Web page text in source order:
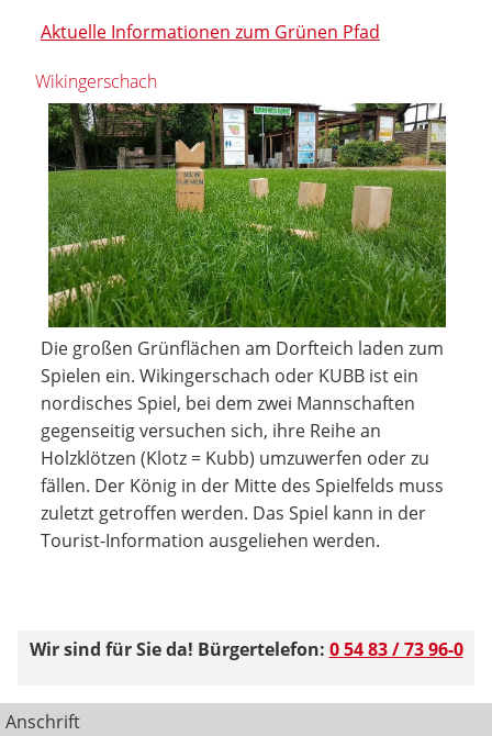
Aktuelle Informationen zum Grünen Pfad
Wikingerschach
Die großen Grünflächen am Dorfteich laden zum
Spielen ein. Wikingerschach oder KUBB ist ein
nordisches Spiel, bei dem zwei Mannschaften
gegenseitig versuchen sich, ihre Reihe an
Holzklötzen (Klotz = Kubb) umzuwerfen oder zu
fällen. Der König in der Mitte des Spielfelds muss
zuletzt getroffen werden. Das Spiel kann in der
Tourist-Information ausgeliehen werden.
Wir sind für Sie da! Bürgertelefon: 0 54 83 / 73 96-0
Anschrift